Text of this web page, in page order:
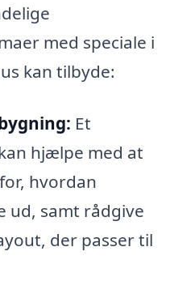
med speciale i
kan tilbyde:
Et
hjælpe med at
hvordan
ud, samt rådgive
der passer til